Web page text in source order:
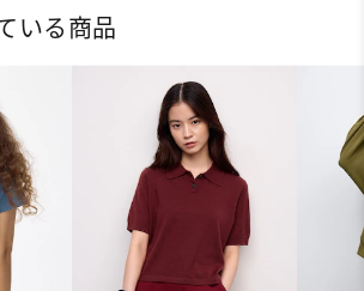
いる商品